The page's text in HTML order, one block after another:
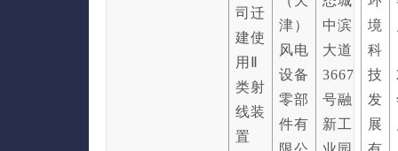
司迁
建使
用Ⅱ
类射
线装
置
津）
风电
设备
零部
件有
中滨
大道
3667
号融
新工
境
科
技
发
展